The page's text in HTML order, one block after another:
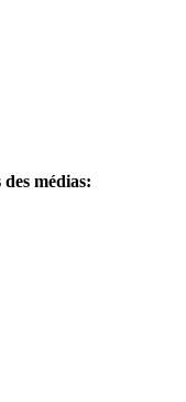
médias: